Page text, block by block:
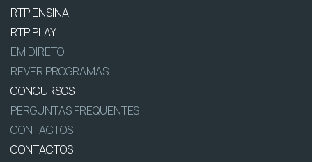
RTP ENSINA
RTP PLAY
EM DIRETO
REVER PROGRAMAS
CONCURSOS
PERGUNTAS FREQUENTES
CONTACTOS
CONTACTOS